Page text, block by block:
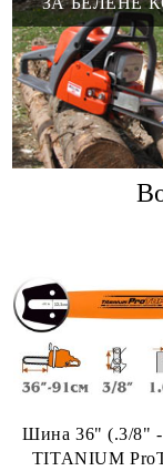
Шина 36" (.3/8" -
TITANIUM